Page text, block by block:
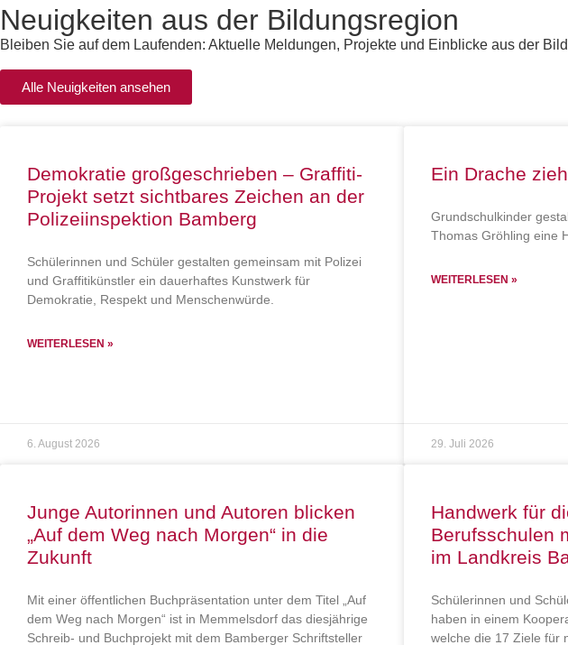
Neuigkeiten aus der Bildungsregion
Bleiben Sie auf dem Laufenden: Aktuelle Meldungen, Projekte und Einblicke aus der
Alle Neuigkeiten ansehen
Demokratie großgeschrieben – Graffiti-
Projekt setzt sichtbares Zeichen an der
Polizeiinspektion Bamberg
Schülerinnen und Schüler gestalten gemeinsam mit Polizei
und Graffitikünstler ein dauerhaftes Kunstwerk für
Demokratie, Respekt und Menschenwürde.
WEITERLESEN »
6. August 2026
Ein Drache
Grundschulkinder
Thomas Gröhling eine
WEITERLESEN »
29. Juli 2026
Junge Autorinnen und Autoren blicken
„Auf dem Weg nach Morgen“ in die
Zukunft
Mit einer öffentlichen Buchpräsentation unter dem Titel „Auf
dem Weg nach Morgen“ ist in Memmelsdorf das diesjährige
Schreib- und Buchprojekt mit dem Bamberger Schriftsteller
Handwerk für
Berufsschulen
im Landkreis
Schülerinnen und
haben in einem
welche die 17 Ziele für